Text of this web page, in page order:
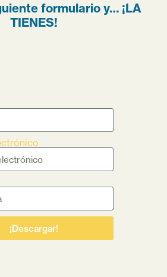
formulario y… ¡LA
TIENES!
¡Descargar!